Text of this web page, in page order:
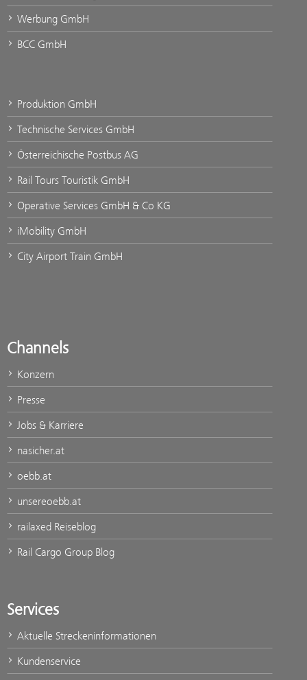
Werbung GmbH
BCC GmbH
Produktion GmbH
Technische Services GmbH
Österreichische Postbus AG
Rail Tours Touristik GmbH
Operative Services GmbH & Co KG
iMobility GmbH
City Airport Train GmbH
Channels
Konzern
Presse
Jobs & Karriere
nasicher.at
oebb.at
unsereoebb.at
railaxed Reiseblog
Rail Cargo Group Blog
Services
Aktuelle Streckeninformationen
Kundenservice